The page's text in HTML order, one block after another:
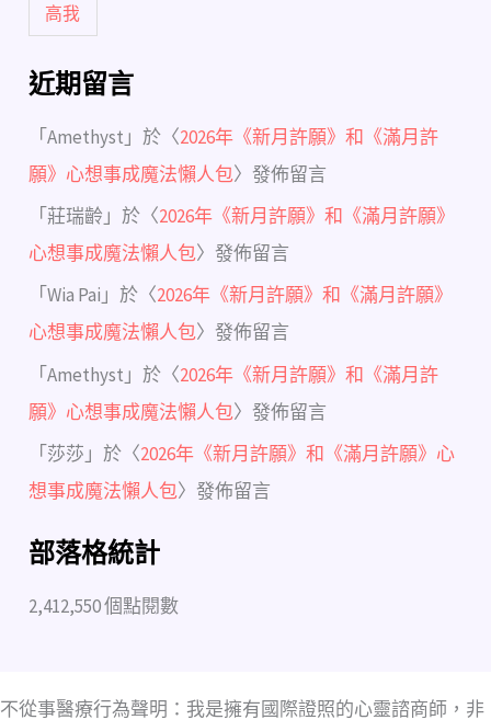
高我
近期留言
「Amethyst 」於〈2026年《新月許願》和《滿月許
願》心想事成魔法懶人包〉發佈留言
「莊瑞齡 」於〈2026年《新月許願》和《滿月許願》
心想事成魔法懶人包〉發佈留言
「Wia Pai 」於〈2026年《新月許願》和《滿月許願》
心想事成魔法懶人包〉發佈留言
「Amethyst 」於〈2026年《新月許願》和《滿月許
願》心想事成魔法懶人包〉發佈留言
「 莎莎 」於〈2026年《新月許願》和《滿月許願》心
想事成魔法懶人包〉發佈留言
部落格統計
2,412,550 個點閱數
不從事醫療行為聲明：我是擁有國際證照的心靈諮商師，非